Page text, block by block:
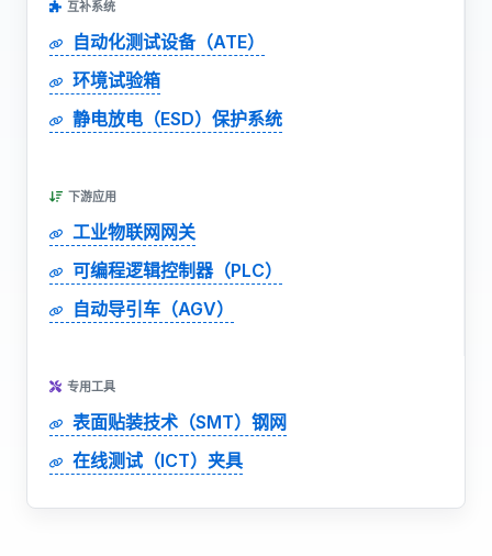
互补系统
自动化测试设备（ATE）
环境试验箱
静电放电（ESD）保护系统
下游应用
工业物联网网关
可编程逻辑控制器（PLC）
自动导引车（AGV）
专用工具
表面贴装技术（SMT）钢网
在线测试（ICT）夹具